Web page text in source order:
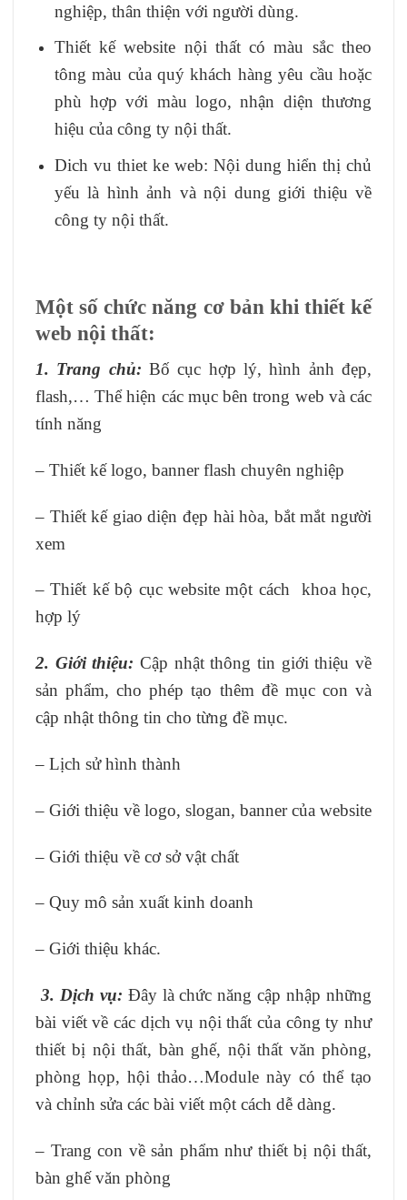
nghiệp, thân thiện với người dùng.
Thiết kế website nội thất có màu sắc theo
tông màu của quý khách hàng yêu cầu hoặc
phù hợp với màu logo, nhận diện thương
hiệu của công ty nội thất.
Dich vu thiet ke web: Nội dung hiển thị chủ
yếu là hình ảnh và nội dung giới thiệu về
công ty nội thất.
Một số chức năng cơ bản khi thiết kế
web nội thất:
1. Trang chủ: Bố cục hợp lý, hình ảnh đẹp,
flash,… Thể hiện các mục bên trong web và các
tính năng
– Thiết kế logo, banner flash chuyên nghiệp
– Thiết kế giao diện đẹp hài hòa, bắt mắt người
xem
– Thiết kế bộ cục website một cách khoa học,
hợp lý
2. Giới thiệu: Cập nhật thông tin giới thiệu về
sản phẩm, cho phép tạo thêm đề mục con và
cập nhật thông tin cho từng đề mục.
– Lịch sử hình thành
– Giới thiệu về logo, slogan, banner của website
– Giới thiệu về cơ sở vật chất
– Quy mô sản xuất kinh doanh
– Giới thiệu khác.
3. Dịch vụ: Đây là chức năng cập nhập những
bài viết về các dịch vụ nội thất của công ty như
thiết bị nội thất, bàn ghế, nội thất văn phòng,
phòng họp, hội thảo…Module này có thể tạo
và chỉnh sửa các bài viết một cách dễ dàng.
– Trang con về sản phẩm như thiết bị nội thất,
bàn ghế văn phòng